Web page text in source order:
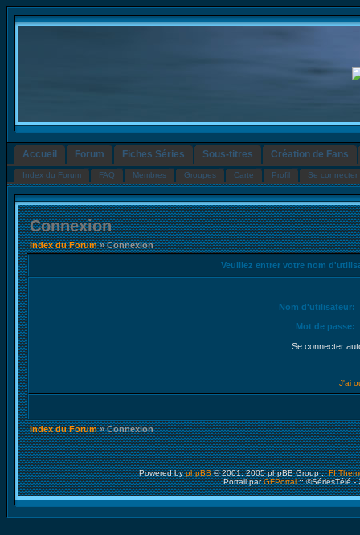
Accueil Forum Fiches Séries Sous-titres Création de Fans
Index du Forum FAQ Membres Groupes Carte Profil Se connecter
Connexion
Index du Forum» Connexion
Veuillez entrer votre nom
Nom d'utilisateur:
Mot de passe:
Se connecter
J'ai
Index du Forum» Connexion
Powered byphpBB© 2001, 2005 phpBB Group ::FI
Portail parGFPortal:: ©SériesTélé -